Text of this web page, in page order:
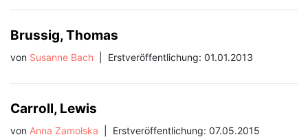
Brussig, Thomas
von Susanne Bach Erstveröffentlichung: 01.01.2013
Carroll, Lewis
von Anna Zamolska Erstveröffentlichung: 07.05.2015